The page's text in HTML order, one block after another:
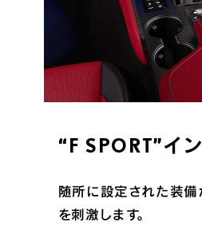
“F SPORT”イ
随所に設定された装備
を刺激します。